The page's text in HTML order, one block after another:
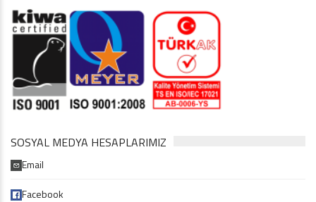
SOSYAL MEDYA HESAPLARIMIZ
Email
Facebook